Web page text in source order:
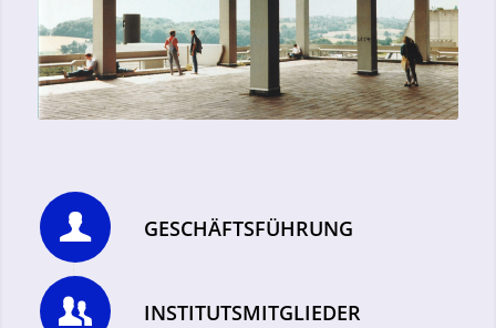
GESCHÄFTSFÜHRUNG
INSTITUTSMITGLIEDER